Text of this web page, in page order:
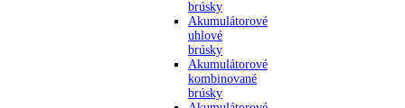
brúsky
Akumulátorové
uhlové
brúsky
Akumulátorové
kombinované
brúsky